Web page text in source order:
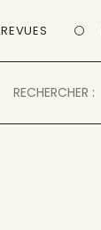
REVUES